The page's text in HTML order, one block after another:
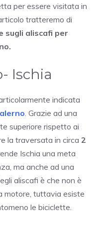
per essere visitata in
tratteremo di
sugli aliscafi per
Ischia
indicata
. Grazie ad una
superiore rispetto ai
la traversata in circa 2
Ischia una meta
ma anche ad una
aliscafi è che non è
motore, tuttavia esiste
le biciclette.